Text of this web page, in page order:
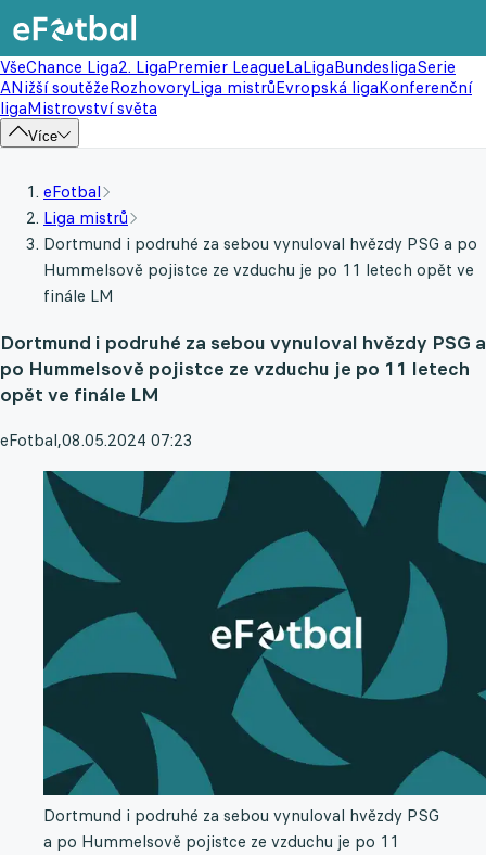
VšeChance Liga2. LigaPremier LeagueLaLigaBundesligaSerie
ANižší soutěžeRozhovoryLiga mistrůEvropská ligaKonferenční
ligaMistrovství světa
Více
eFotbal
Liga mistrů
Dortmund i podruhé za sebou vynuloval hvězdy PSG a po
Hummelsově pojistce ze vzduchu je po 11 letech opět ve
finále LM
Dortmund i podruhé za sebou vynuloval hvězdy PSG a
po Hummelsově pojistce ze vzduchu je po 11 letech
opět ve finále LM
eFotbal,08.05.2024 07:23
Dortmund i podruhé za sebou vynuloval hvězdy PSG
a po Hummelsově pojistce ze vzduchu je po 11